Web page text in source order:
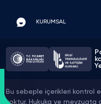
KURUMSAL
Bu sebeple içerikleri kontrol
yoktur. Hukuka ve mevzuata